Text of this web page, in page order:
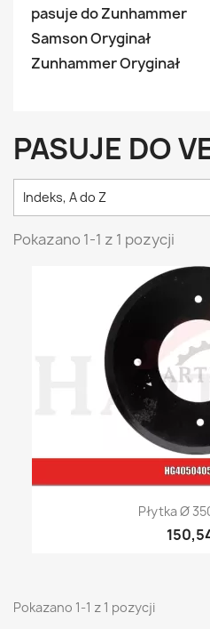
pasuje do Zunhammer
Samson Oryginał
Zunhammer Oryginał
PASUJE DO
Indeks, A do Z
Pokazano 1-1 z 1 pozycji
Płytka Ø
Pokazano 1-1 z 1 pozycji